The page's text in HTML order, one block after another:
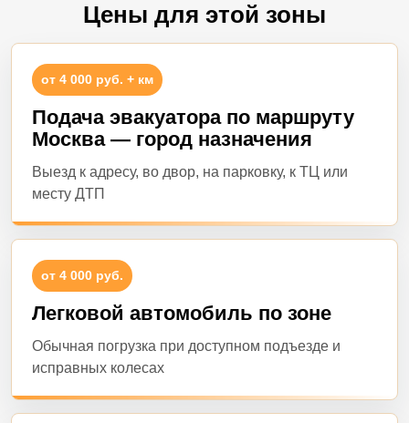
Цены для этой зоны
от 4 000 руб. + км
Подача эвакуатора по маршруту
Москва — город назначения
Выезд к адресу, во двор, на парковку, к ТЦ или
месту ДТП
от 4 000 руб.
Легковой автомобиль по зоне
Обычная погрузка при доступном подъезде и
исправных колесах